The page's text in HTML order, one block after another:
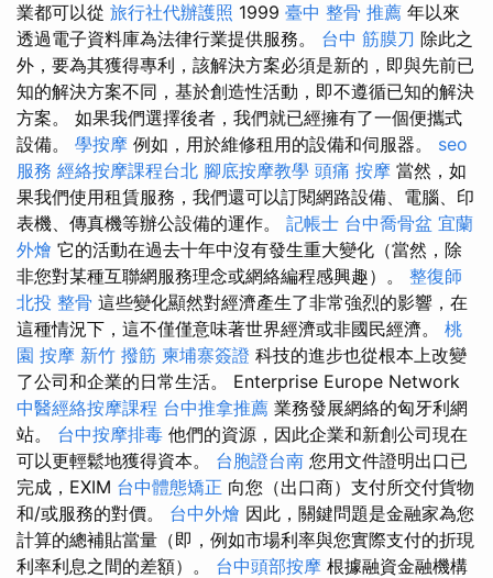
業都可以從 旅行社代辦護照 1999 臺中 整骨 推薦 年以來
透過電子資料庫為法律行業提供服務。 台中 筋膜刀 除此之
外，要為其獲得專利，該解決方案必須是新的，即與先前已
知的解決方案不同，基於創造性活動，即不遵循已知的解決
方案。 如果我們選擇後者，我們就已經擁有了一個便攜式
設備。 學按摩 例如，用於維修租用的設備和伺服器。 seo
服務 經絡按摩課程台北 腳底按摩教學 頭痛 按摩 當然，如
果我們使用租賃服務，我們還可以訂閱網路設備、電腦、印
表機、傳真機等辦公設備的運作。 記帳士 台中喬骨盆 宜蘭
外燴 它的活動在過去十年中沒有發生重大變化（當然，除
非您對某種互聯網服務理念或網絡編程感興趣）。 整復師
北投 整骨 這些變化顯然對經濟產生了非常強烈的影響，在
這種情況下，這不僅僅意味著世界經濟或非國民經濟。 桃
園 按摩 新竹 撥筋 柬埔寨簽證 科技的進步也從根本上改變
了公司和企業的日常生活。 Enterprise Europe Network
中醫經絡按摩課程 台中推拿推薦 業務發展網絡的匈牙利網
站。 台中按摩排毒 他們的資源，因此企業和新創公司現在
可以更輕鬆地獲得資本。 台胞證台南 您用文件證明出口已
完成，EXIM 台中體態矯正 向您（出口商）支付所交付貨物
和/或服務的對價。 台中外燴 因此，關鍵問題是金融家為您
計算的總補貼當量（即，例如市場利率與您實際支付的折現
利率利息之間的差額）。 台中頭部按摩 根據融資金融機構